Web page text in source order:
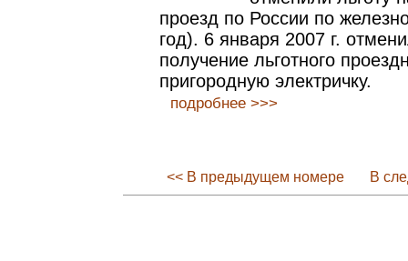
проезд по России по
год). 6 января 2007 г.
получение льготного
пригородную электричку.
подробнее >>>
<< В предыдущем номере В